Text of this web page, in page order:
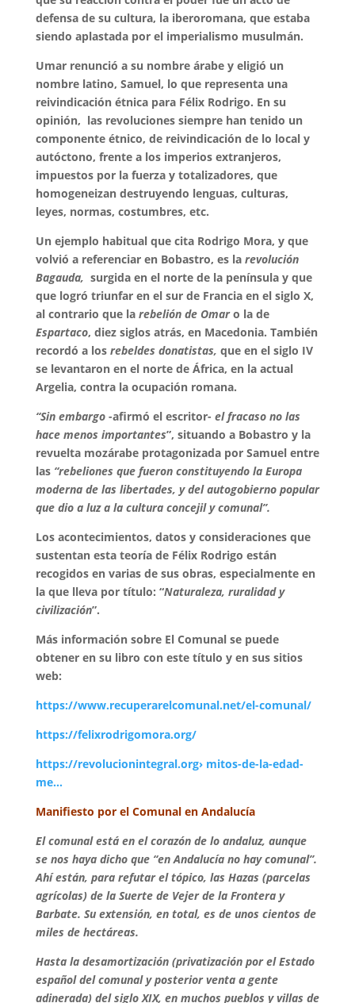
defensa de su cultura, la iberoromana, que estaba
siendo aplastada por el imperialismo musulmán.
Umar renunció a su nombre árabe y eligió un
nombre latino, Samuel, lo que representa una
reivindicación étnica para Félix Rodrigo. En su
opinión, las revoluciones siempre han tenido un
componente étnico, de reivindicación de lo local y
autóctono, frente a los imperios extranjeros,
impuestos por la fuerza y totalizadores, que
homogeneizan destruyendo lenguas, culturas,
leyes, normas, costumbres, etc.
Un ejemplo habitual que cita Rodrigo Mora, y que
volvió a referenciar en Bobastro, es la revolución
Bagauda, surgida en el norte de la península y que
que logró triunfar en el sur de Francia en el siglo X,
al contrario que la rebelión de Omaro la de
Espartaco, diez siglos atrás, en Macedonia. También
recordó a los rebeldes donatistas, que en el siglo IV
se levantaron en el norte de África, en la actual
Argelia, contra la ocupación romana.
“Sin embargo-afirmó el escritor- el fracaso no las
hace menos importantes”, situando a Bobastro y la
revuelta mozárabe protagonizada por Samuel entre
las “rebeliones que fueron constituyendo la Europa
moderna de las libertades, y del autogobierno popular
que dio a luz a la cultura concejil y comunal”.
Los acontecimientos, datos y consideraciones que
sustentan esta teoría de Félix Rodrigo están
recogidos en varias de sus obras, especialmente en
la que lleva por título: “Naturaleza, ruralidad y
civilización”.
Más información sobre El Comunal se puede
obtener en su libro con este título y en sus sitios
web:
https://www.recuperarelcomunal.net/el-comunal/
https://felixrodrigomora.org/
https://revolucionintegral.org› mitos-de-la-edad-
me…
Manifiesto por el Comunal en Andalucía
El comunal está en el corazón de lo andaluz, aunque
se nos haya dicho que “en Andalucía no hay comunal”.
Ahí están, para refutar el tópico, las Hazas (parcelas
agrícolas) de la Suerte de Vejer de la Frontera y
Barbate. Su extensión, en total, es de unos cientos de
miles de hectáreas.
Hasta la desamortización (privatización por el Estado
español del comunal y posterior venta a gente
adinerada) del siglo XIX, en muchos pueblos y villas de